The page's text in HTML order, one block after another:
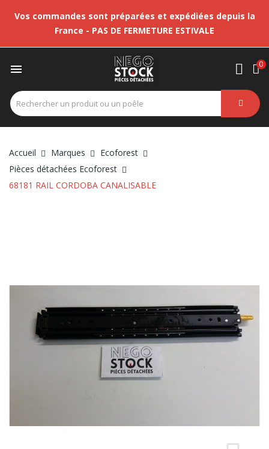
Vos commandes sont préparées et expédiées depuis la
France - PAS DE FERMETURE ESTIVALE
 0
Accueil Marques
Ecoforest
Pièces détachées Ecoforest
68181 RAIL CORDOBA CANALISABLE